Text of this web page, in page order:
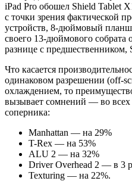
iPad Pro обошел Shield Tablet
с точки зрения фактической
устройств, 8-дюймовый
своего 13-дюймового собрата
разнице с предшественником,
Что касается
одинаковом разрешении (off-
охлаждением, то
вызывает сомнений — во всех
соперника:
Manhattan — на 29%
T-Rex — на 53%
ALU 2 — на 32%
Driver Overhead 2 — в 3
Texturing — на 22%.